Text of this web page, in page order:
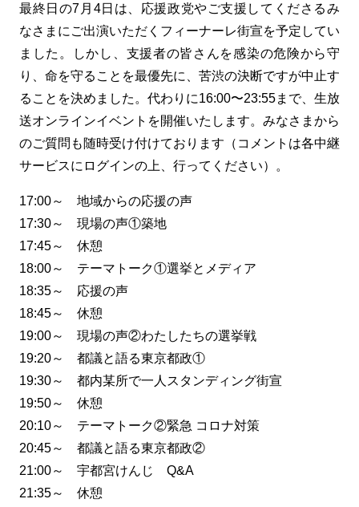
最終日の7月4日は、応援政党やご支援してくださるみ
なさまにご出演いただくフィーナーレ街宣を予定してい
ました。しかし、支援者の皆さんを感染の危険から守
り、命を守ることを最優先に、苦渋の決断ですが中止す
ることを決めました。代わりに16:00〜23:55まで、生放
送オンラインイベントを開催いたします。みなさまから
のご質問も随時受け付けております（コメントは各中継
サービスにログインの上、行ってください）。
17:00～ 地域からの応援の声
17:30～ 現場の声①築地
17:45～ 休憩
18:00～ テーマトーク①選挙とメディア
18:35～ 応援の声
18:45～ 休憩
19:00～ 現場の声②わたしたちの選挙戦
19:20～ 都議と語る東京都政①
19:30～ 都内某所で一人スタンディング街宣
19:50～ 休憩
20:10～ テーマトーク②緊急 コロナ対策
20:45～ 都議と語る東京都政②
21:00～ 宇都宮けんじ Q&A
21:35～ 休憩